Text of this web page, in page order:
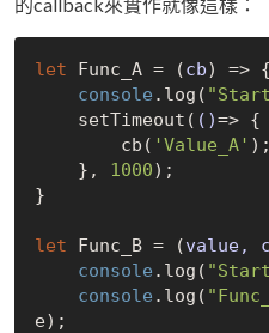
let Func_A = (cb) => {
console .log( "Start
    setTimeout(
()=> {
        cb(
'Value_A' );
    },
1000);
}
let Func_B = (value,
console .log( "Start
console .log(
e);